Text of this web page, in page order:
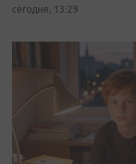
сегодня, 13:29